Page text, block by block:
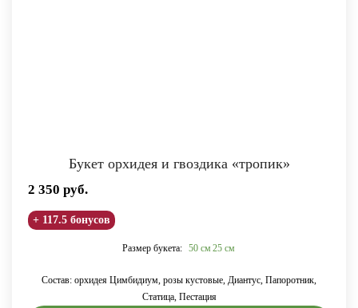
Букет орхидея и гвоздика «тропик»
2 350 руб.
+ 117.5 бонусов
Размер букета: 50 см 25 см
Состав: орхидея Цимбидиум, розы кустовые, Диантус, Папоротник,
Статица, Пестация